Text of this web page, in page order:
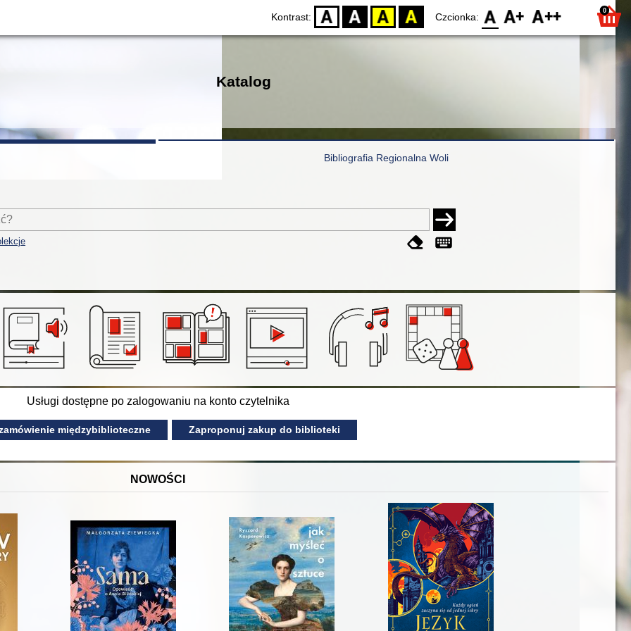
Kontrast: D BW YB BY Czcionka: F0 F1 F2 0
Katalog
Bibliografia Regionalna Woli
Usługi dostępne po zalogowaniu na konto czytelnika
międzybiblioteczne Zaproponuj zakup do biblioteki
NOWOŚCI